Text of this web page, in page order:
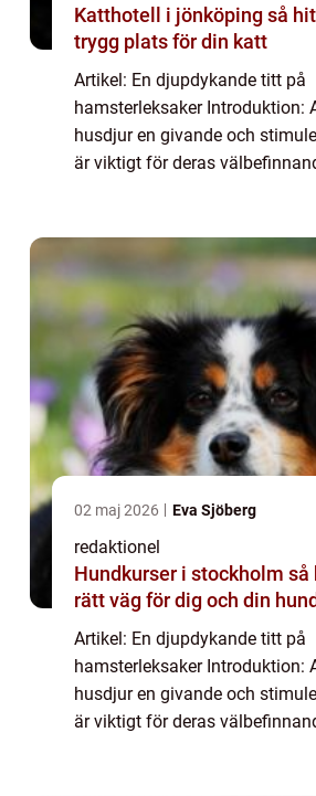
Katthotell i jönköping så hittar du en
trygg plats för din katt
Artikel: En djupdykande titt på
hamsterleksaker Introduktion:
husdjur en givande och
är viktigt för deras
02 maj 2026 Eva Sjöberg
redaktionel
Hundkurser i stockholm så hittar du
rätt väg för dig och din
Artikel: En djupdykande titt på
hamsterleksaker Introduktion:
husdjur en givande och
är viktigt för deras